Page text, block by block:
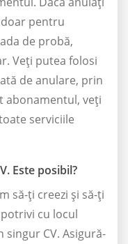
pentru
de probă,
Veți putea folosi
de anulare, prin
abonamentul, veți
serviciile
Este posibil?
să-ți creezi și să-ți
cu locul
singur CV. Asigură-